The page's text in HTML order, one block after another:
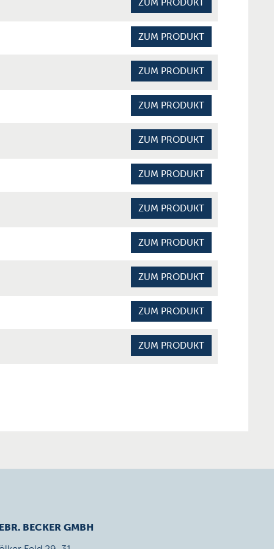
ZUM PRODUKT
ZUM PRODUKT
ZUM PRODUKT
ZUM PRODUKT
ZUM PRODUKT
ZUM PRODUKT
ZUM PRODUKT
ZUM PRODUKT
ZUM PRODUKT
ZUM PRODUKT
ZUM PRODUKT
BECKER GMBH